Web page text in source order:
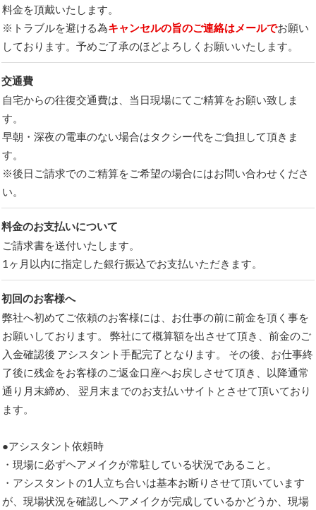
料金を頂戴いたします。
※トラブルを避ける為キャンセルの旨のご連絡はメールでお願い
しております。予めご了承のほどよろしくお願いいたします。
交通費
自宅からの往復交通費は、当日現場にてご精算をお願い致しま
す。
早朝・深夜の電車のない場合はタクシー代をご負担して頂きま
す。
※後日ご請求でのご精算をご希望の場合にはお問い合わせくださ
い。
料金のお支払いについて
ご請求書を送付いたします。
1ヶ月以内に指定した銀行振込でお支払いただきます。
初回のお客様へ
弊社へ初めてご依頼のお客様には、お仕事の前に前金を頂く事を
お願いしております。 弊社にて概算額を出させて頂き、前金のご
入金確認後 アシスタント手配完了となります。 その後、お仕事終
了後に残金をお客様のご返金口座へお戻しさせて頂き、以降通常
通り月末締め、 翌月末までのお支払いサイトとさせて頂いており
ます。
●アシスタント依頼時
・現場に必ずヘアメイクが常駐している状況であること。
・アシスタントの1人立ち合いは基本お断りさせて頂いています
が、現場状況を確認しヘアメイクが完成しているかどうか、現場